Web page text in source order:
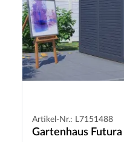
Artikel-Nr.: L7151488
Gartenhaus